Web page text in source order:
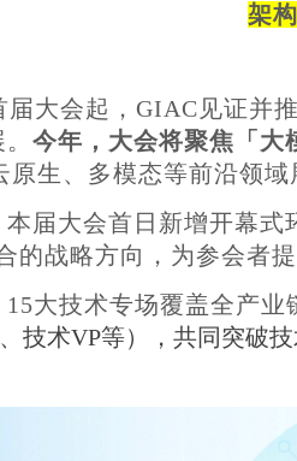
架
届大会起，GIAC见证并
今年，大会将聚焦「大
生、多模态等前沿领域
本届大会首日新增开幕式
的战略方向，为参会者
15大技术专场覆盖全产业
、技术VP等），共同突破